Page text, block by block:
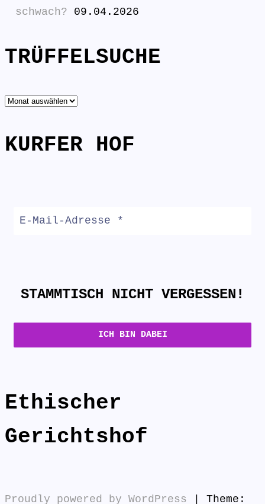
schwach?
09.04.2026
TRÜFFELSUCHE
TRÜFFELSUCHE
KURFER HOF
STAMMTISCH NICHT VERGESSEN!
Ethischer
Gerichtshof
Proudly powered by WordPress Theme: